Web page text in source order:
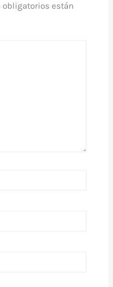
obligatorios están